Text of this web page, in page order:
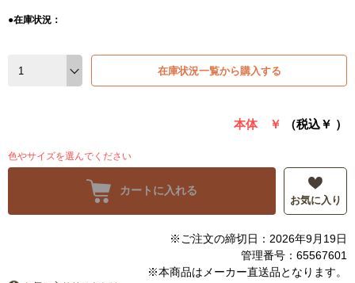
●在庫状況：
在庫状況一覧から購入する
本体 ￥ （税込￥ ）
色やサイズを選んでください
カートに入れる
お気に入り
※ご注文の締切日：2026年9月19日
管理番号：65567601
※本商品はメーカー直送品となります。